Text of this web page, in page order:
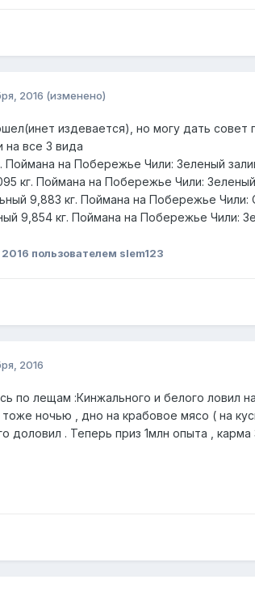
2016 (изменено)
издевается), но могу дать совет
на все 3 вида
Поймана на Побережье Чили: Зеленый
кг. Поймана на Побережье Чили:
9,883 кг. Поймана на Побережье Чили:
9,854 кг. Поймана на Побережье Чили:
2016 пользователем slem123
2016
по лещам :Кинжального и белого ловил
ночью , дно на крабовое мясо ( на
доловил . Теперь приз 1млн опыта ,